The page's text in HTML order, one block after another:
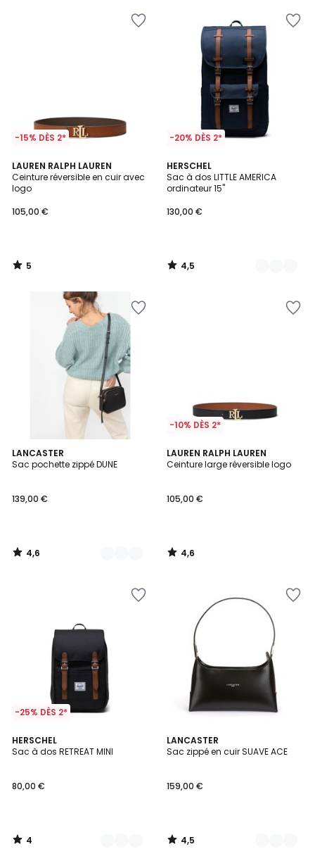
-15% DÈS 2*
LAUREN RALPH LAUREN
Ceinture réversible en cuir avec
logo
105,00 €
5
/
5
5
/
-20% DÈS 2*
HERSCHEL
Sac à dos LITTLE AMERICA
ordinateur 15''
130,00 €
4,5
/ 5
3
Couleurs
4,5
/
LANCASTER
Sac pochette zippé DUNE
139,00 €
4,6
/ 5
2
Couleurs
4,6
/
-10% DÈS 2*
LAUREN RALPH LAUREN
Ceinture large réversible logo
105,00 €
4,6
/ 5
4,6
/
-25% DÈS 2*
HERSCHEL
Sac à dos RETREAT MINI
80,00 €
4
/
2
Couleurs
4
/
LANCASTER
Sac zippé en cuir SUAVE ACE
159,00 €
4,5
/ 5
2
Couleurs
4,5
/